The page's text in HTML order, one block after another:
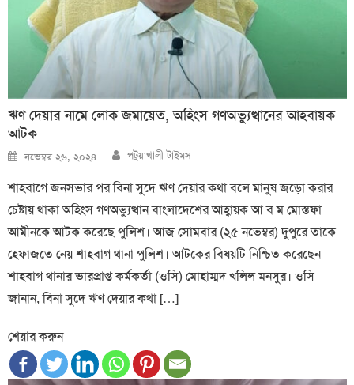
ঋণ দেয়ার নামে লোক জমায়েত, অহিংস গণঅভ্যুত্থানের আহবায়ক
আটক
Posted
on
নভেম্বর ২৬, ২০২৪ Author
পটুয়াখালী টাইমস
শাহবাগে জনসভার পর বিনা সুদে ঋণ দেয়ার কথা বলে মানুষ জড়ো করার
চেষ্টায় থাকা অহিংস গণঅভ্যুত্থান বাংলাদেশের আহ্বায়ক আ ব ম মোস্তফা
আমীনকে আটক করেছে পুলিশ। আজ সোমবার (২৫ নভেম্বর) দুপুরে তাকে
হেফাজতে নেয় শাহবাগ থানা পুলিশ। আটকের বিষয়টি নিশ্চিত করেছেন
শাহবাগ থানার ভারপ্রাপ্ত কর্মকর্তা (ওসি) মোহাম্মদ খলিল মনসুর। ওসি
জানান, বিনা সুদে ঋণ দেয়ার কথা […]
শেয়ার করুন